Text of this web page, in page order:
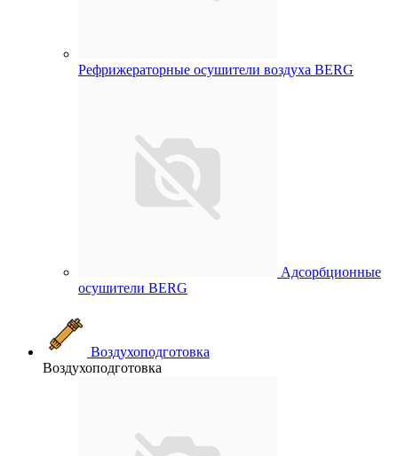
Рефрижераторные осушители воздуха BERG
Адсорбционные
осушители BERG
Воздухоподготовка
Воздухоподготовка